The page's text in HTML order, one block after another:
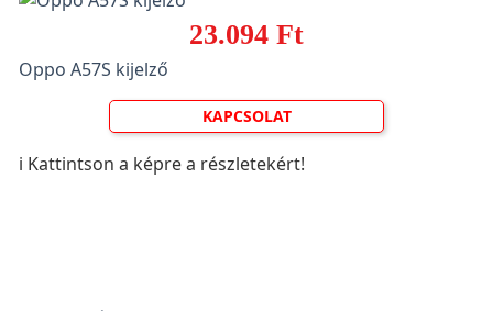
23.094 Ft
Oppo A57S kijelző
KAPCSOLAT
ℹ️ Kattintson a képre a részletekért!